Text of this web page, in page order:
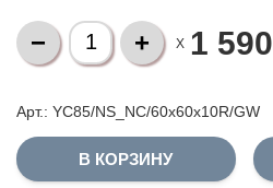
X 1 590
Арт.: YC85/NS_NC/60x60x10R/GW